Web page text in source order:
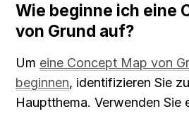
Wie beginne ich eine
von Grund auf?
Um eine Concept Map von
beginnen, identifizieren Sie
Hauptthema. Verwenden Sie